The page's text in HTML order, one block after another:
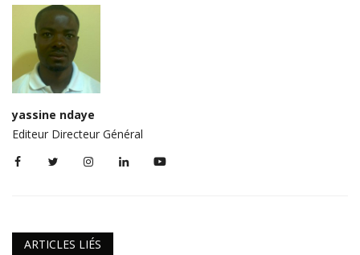
yassine ndaye
Editeur Directeur Général
ARTICLES LIÉS